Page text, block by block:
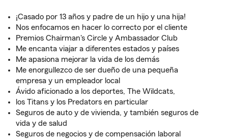
¡Casado por 13 años y padre de un hijo y una hija!
Nos enfocamos en hacer lo correcto por el cliente
Premios Chairman's Circle y Ambassador Club
Me encanta viajar a diferentes estados y países
Me apasiona mejorar la vida de los demás
Me enorgullezco de ser dueño de una pequeña
empresa y un empleador local
Ávido aficionado a los deportes, The Wildcats,
los Titans y los Predators en particular
Seguros de auto y de vivienda, y también seguros de
vida y de salud
Seguros de negocios y de compensación laboral